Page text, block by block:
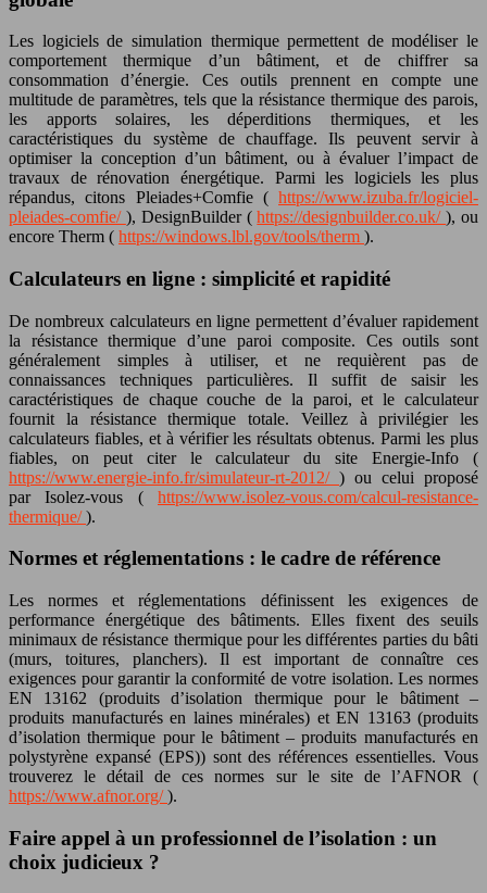
Les logiciels de simulation thermique permettent de modéliser le
comportement thermique d’un bâtiment, et de chiffrer sa
consommation d’énergie. Ces outils prennent en compte une
multitude de paramètres, tels que la résistance thermique des parois,
les apports solaires, les déperditions thermiques, et les
caractéristiques du système de chauffage. Ils peuvent servir à
optimiser la conception d’un bâtiment, ou à évaluer l’impact de
travaux de rénovation énergétique. Parmi les logiciels les plus
répandus, citons Pleiades+Comfie ( https://www.izuba.fr/logiciel-
pleiades-comfie/ ), DesignBuilder (https://designbuilder.co.uk/), ou
encore Therm ( https://windows.lbl.gov/tools/therm ).
Calculateurs en ligne : simplicité et rapidité
De nombreux calculateurs en ligne permettent d’évaluer rapidement
la résistance thermique d’une paroi composite. Ces outils sont
généralement simples à utiliser, et ne requièrent pas de
connaissances techniques particulières. Il suffit de saisir les
caractéristiques de chaque couche de la paroi, et le calculateur
fournit la résistance thermique totale. Veillez à privilégier les
calculateurs fiables, et à vérifier les résultats obtenus. Parmi les plus
fiables, on peut citer le calculateur du site Energie-Info (
https://www.energie-info.fr/simulateur-rt-2012/ ) ou celui proposé
par Isolez-vous ( https://www.isolez-vous.com/calcul-resistance-
thermique/).
Normes et réglementations : le cadre de référence
Les normes et réglementations définissent les exigences de
performance énergétique des bâtiments. Elles fixent des seuils
minimaux de résistance thermique pour les différentes parties du bâti
(murs, toitures, planchers). Il est important de connaître ces
exigences pour garantir la conformité de votre isolation. Les normes
EN 13162 (produits d’isolation thermique pour le bâtiment –
produits manufacturés en laines minérales) et EN 13163 (produits
d’isolation thermique pour le bâtiment – produits manufacturés en
polystyrène expansé (EPS)) sont des références essentielles. Vous
trouverez le détail de ces normes sur le site de l’AFNOR (
https://www.afnor.org/).
Faire appel à un professionnel de l’isolation : un
choix judicieux ?